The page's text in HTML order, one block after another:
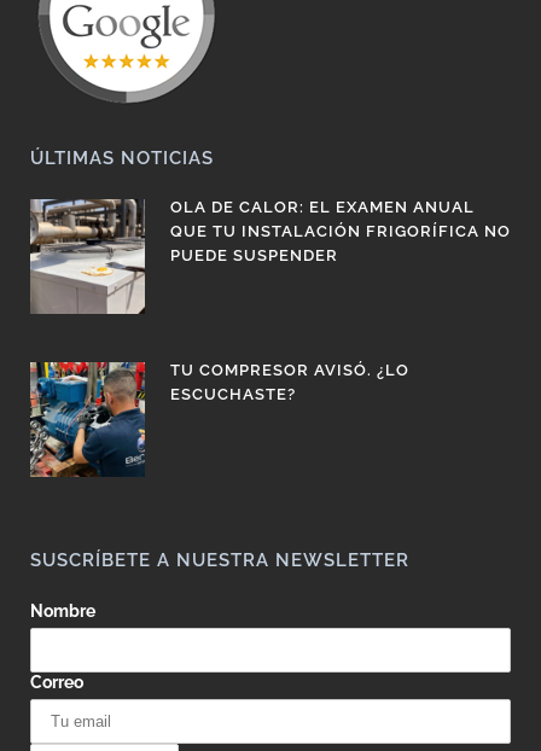
ÚLTIMAS NOTICIAS
OLA DE CALOR: EL EXAMEN ANUAL
QUE TU INSTALACIÓN FRIGORÍFICA NO
PUEDE SUSPENDER
TU COMPRESOR AVISÓ. ¿LO
ESCUCHASTE?
SUSCRÍBETE A NUESTRA NEWSLETTER
Nombre
Correo